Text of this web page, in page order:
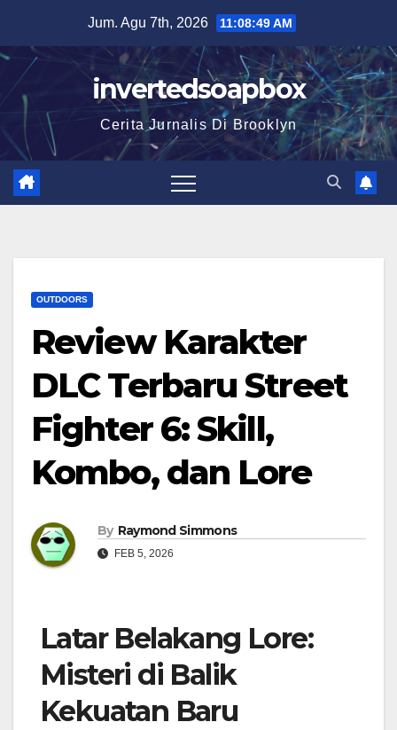
content
Jum. Agu 7th, 2026 11:08:50 AM
invertedsoapbox
Cerita Jurnalis Di Brooklyn
OUTDOORS
Review Karakter
DLC Terbaru Street
Fighter 6: Skill,
Kombo, dan Lore
By Raymond Simmons
FEB 5, 2026
Latar Belakang Lore:
Misteri di Balik
Kekuatan Baru